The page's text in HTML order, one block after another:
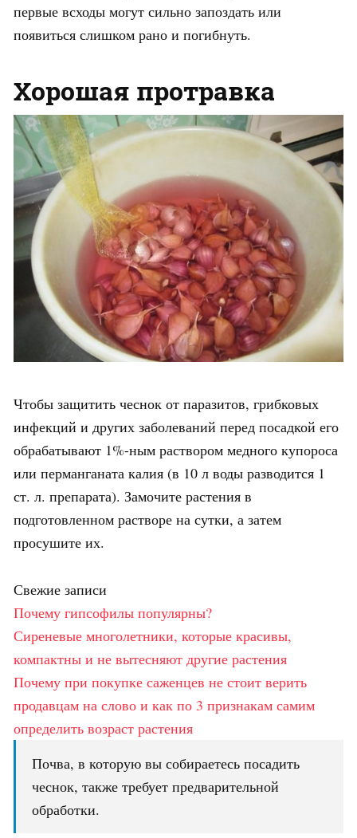
первые всходы могут сильно запоздать или
появиться слишком рано и погибнуть.
Хорошая протравка
Чтобы защитить чеснок от паразитов, грибковых
инфекций и других заболеваний перед посадкой его
обрабатывают 1%-ным раствором медного купороса
или перманганата калия (в 10 л воды разводится 1
ст. л. препарата). Замочите растения в
подготовленном растворе на сутки, а затем
просушите их.
Свежие записи
Почему гипсофилы популярны?
Сиреневые многолетники, которые красивы,
компактны и не вытесняют другие растения
Почему при покупке саженцев не стоит верить
продавцам на слово и как по 3 признакам самим
определить возраст растения
Почва, в которую вы собираетесь посадить
чеснок, также требует предварительной
обработки.